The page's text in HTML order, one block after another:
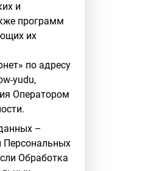
и
программ
их
по адресу
yudu,
Оператором
–
Персональных
Обработка